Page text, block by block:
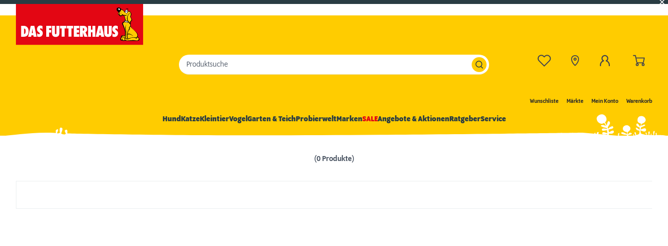
Wunschliste Märkte Mein Konto Warenkorb
Produktsuche
HundKatzeKleintierVogel Garten & TeichProbierweltMarkenSALEAngebote & AktionenRatgeberService
(0 Produkte)